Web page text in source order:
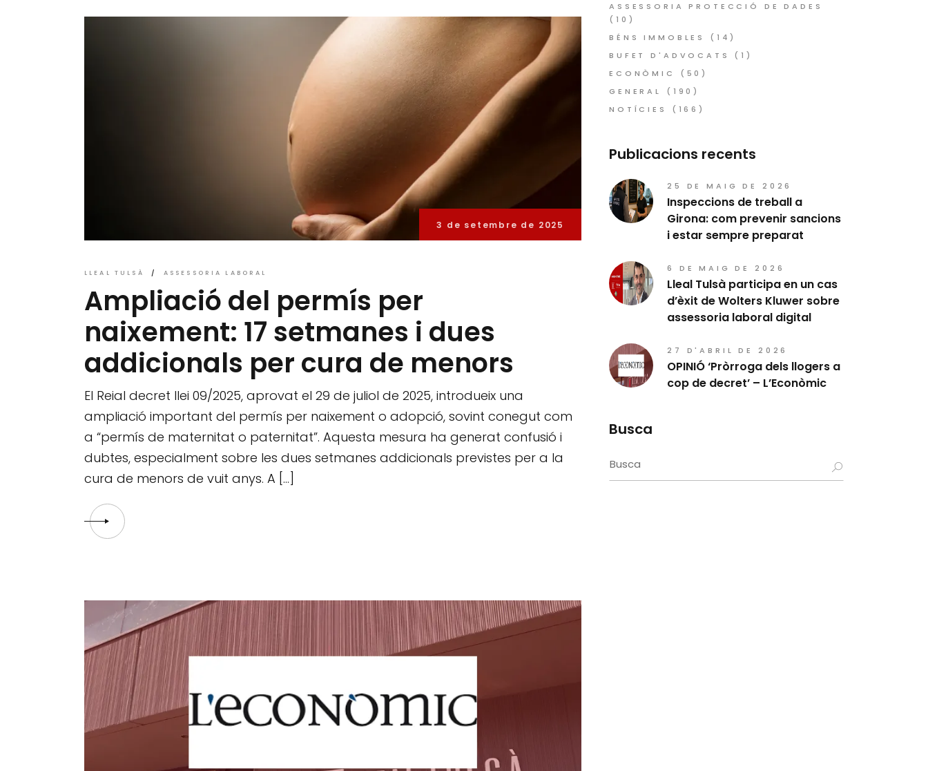
3 de setembre de 2025
LLEAL TULSÀ ASSESSORIA LABORAL
Ampliació del permís per
naixement: 17 setmanes i dues
addicionals per cura de menors
El Reial decret llei 09/2025, aprovat el 29 de juliol de 2025, introdueix una
ampliació important del permís per naixement o adopció, sovint conegut com
a “permís de maternitat o paternitat”. Aquesta mesura ha generat confusió i
dubtes, especialment sobre les dues setmanes addicionals previstes per a la
cura de menors de vuit anys. A […]
ASSESSORIA PROTECCIÓ DE DADES
(10)
BÉNS IMMOBLES
(14)
BUFET D'ADVOCATS
(1)
ECONÒMIC
(50)
GENERAL
(190)
NOTÍCIES
(166)
Publicacions recents
25 DE MAIG DE 2026
Inspeccions de treball a
Girona: com prevenir sancions
i estar sempre preparat
6 DE MAIG DE 2026
Lleal Tulsà participa en un cas
d’èxit de Wolters Kluwer sobre
assessoria laboral digital
27 D'ABRIL DE 2026
OPINIÓ ‘Pròrroga dels llogers a
cop de decret’ – L’Econòmic
Busca
Search
for: